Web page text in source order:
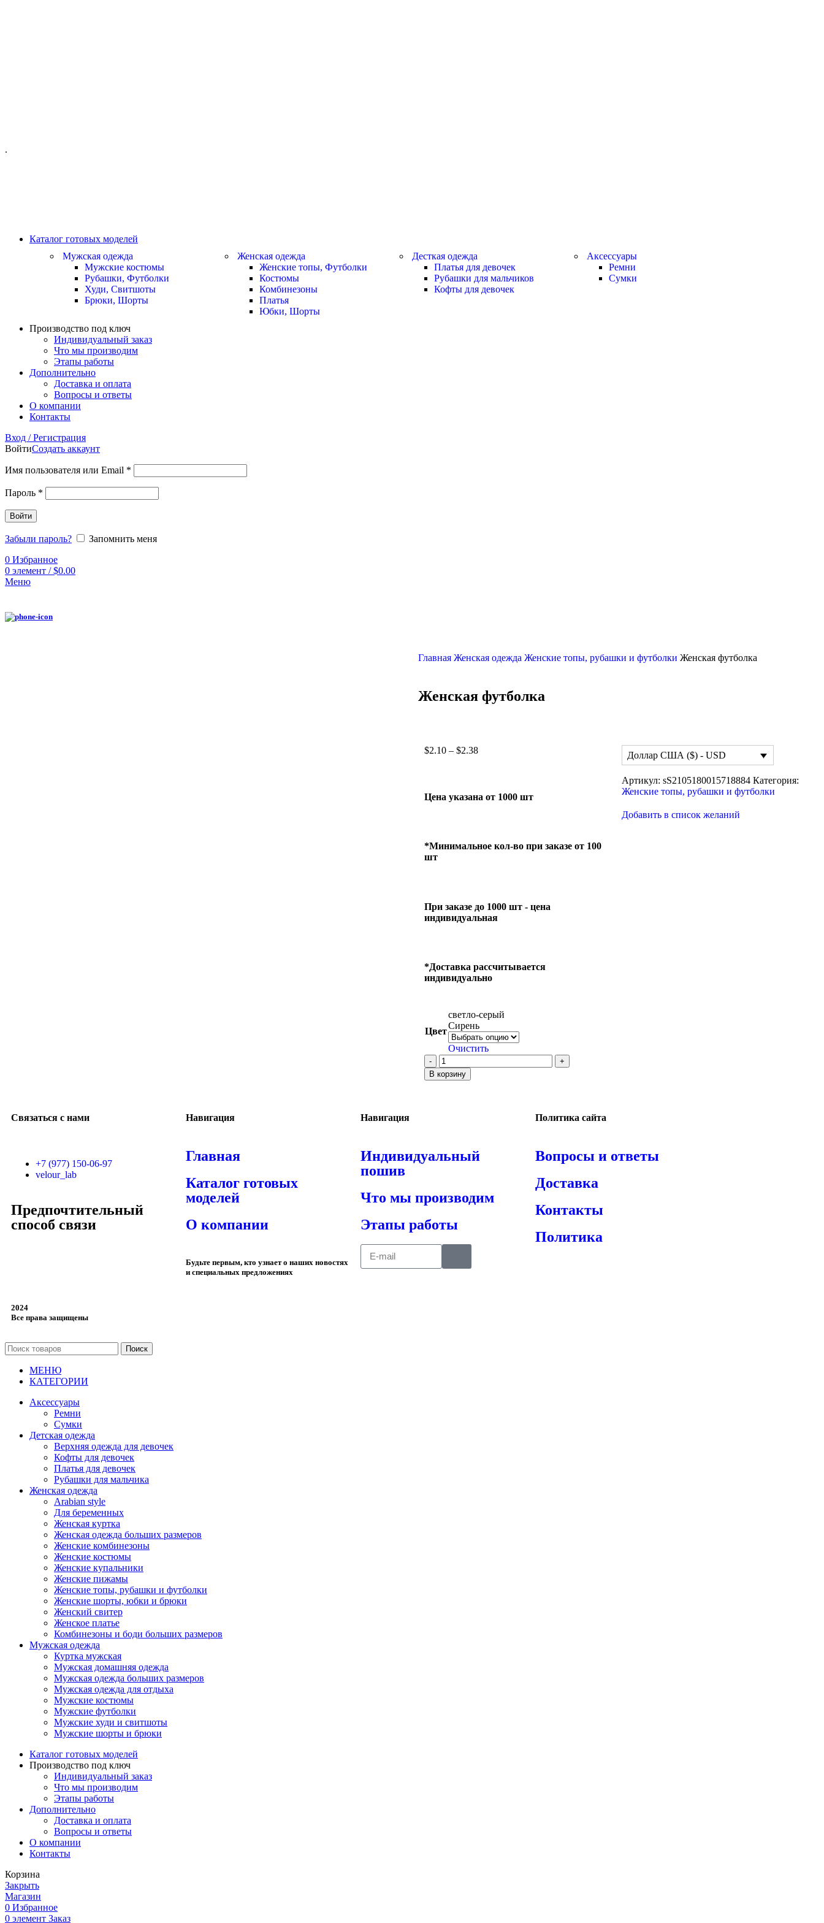
.
Каталог готовых моделей
Мужская одежда
Мужские костюмы
Рубашки, Футболки
Худи, Свитшоты
Брюки, Шорты
Женская одежда
Женские топы, Футболки
Костюмы
Комбинезоны
Платья
Юбки, Шорты
Десткая одежда
Платья для девочек
Рубашки для мальчиков
Кофты для девочек
Аксессуары
Ремни
Сумки
Производство под ключ
Индивидуальный заказ
Что мы производим
Этапы работы
Дополнительно
Доставка и оплата
Вопросы и ответы
О компании
Контакты
Вход / Регистрация
ВойтиСоздать аккаунт
Имя пользователя или Email *
Пароль *
Войти
Забыли пароль?
Запомнить меня
0 Избранное
0 элемент / $0.00
Меню
Главная Женская одежда Женские топы, рубашки и футболки Женская футболка
Женская футболка
$2.10 – $2.38
Цена указана от 1000 шт
*Минимальное кол-во при заказе от 100
шт
При заказе до 1000 шт - цена
индивидуальная
*Доставка рассчитывается
индивидуально
Доллар США ($) - USD
Артикул: sS2105180015718884 Категория:
Женские топы, рубашки и футболки
Добавить в список желаний
Цвет
светло-серый
Сирень
Очистить
В корзину
Связаться с нами
+7 (977) 150-06-97
velour_lab
Предпочтительный
способ связи
2024
Все права защищены
Навигация
Главная
Каталог готовых
моделей
О компании
Будьте первым, кто узнает о наших новостях
и специальных предложениях
Навигация
Индивидуальный
пошив
Что мы производим
Этапы работы
Политика сайта
Вопросы и ответы
Доставка
Контакты
Политика
Поиск
МЕНЮ
КАТЕГОРИИ
Аксессуары
Ремни
Сумки
Детская одежда
Верхняя одежда для девочек
Кофты для девочек
Платья для девочек
Рубашки для мальчика
Женская одежда
Arabian style
Для беременных
Женская куртка
Женская одежда больших размеров
Женские комбинезоны
Женские костюмы
Женские купальники
Женские пижамы
Женские топы, рубашки и футболки
Женские шорты, юбки и брюки
Женский свитер
Женское платье
Комбинезоны и боди больших размеров
Мужская одежда
Куртка мужская
Мужская домашняя одежда
Мужская одежда больших размеров
Мужская одежда для отдыха
Мужские костюмы
Мужские футболки
Мужские худи и свитшоты
Мужские шорты и брюки
Каталог готовых моделей
Производство под ключ
Индивидуальный заказ
Что мы производим
Этапы работы
Дополнительно
Доставка и оплата
Вопросы и ответы
О компании
Контакты
Корзина
Закрыть
Магазин
0 Избранное
0 элемент Заказ